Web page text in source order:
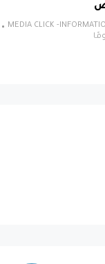
MEDIA CLICK -